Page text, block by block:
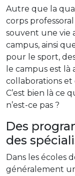
Autre que la
corps
souvent une vie
campus, ainsi
pour le sport,
le campus est là
collaborations et
C’est bien là ce
n’est-ce pas ?
Des
des
Dans les écoles
généralement